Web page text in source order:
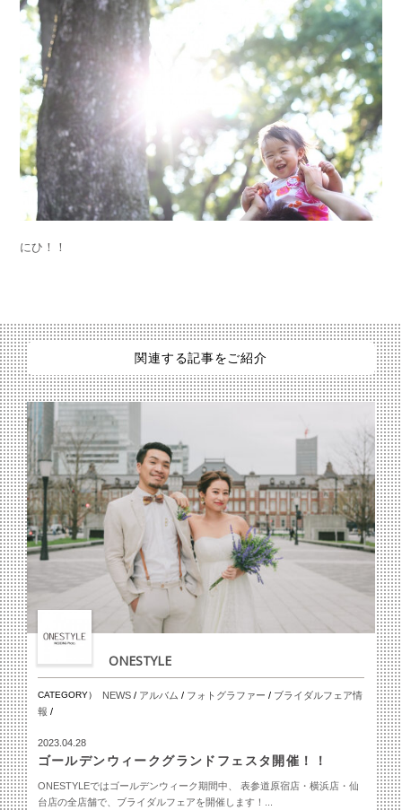
にひ！！
関連する記事をご紹介
ONESTYLE
CATEGORY） NEWS/ アルバム / フォトグラファー / ブライダルフェア情
報 /
2023.04.28
ゴールデンウィークグランドフェスタ開催！！
ONESTYLEではゴールデンウィーク期間中、 表参道原宿店・横浜店・仙
台店の全店舗で、ブライダルフェアを開催します！...